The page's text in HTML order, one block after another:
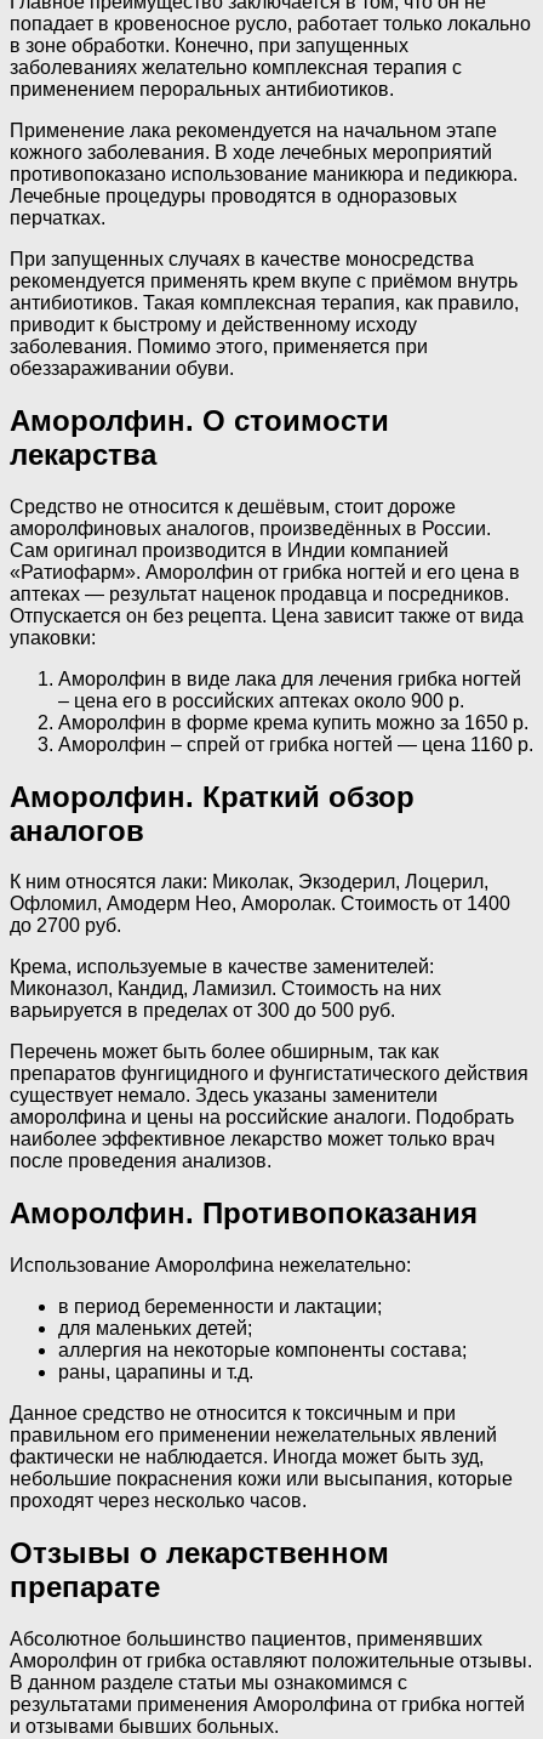
попадает в кровеносное русло, работает только локально
в зоне обработки. Конечно, при запущенных
заболеваниях желательно комплексная терапия с
применением пероральных антибиотиков.
Применение лака рекомендуется на начальном этапе
кожного заболевания. В ходе лечебных мероприятий
противопоказано использование маникюра и педикюра.
Лечебные процедуры проводятся в одноразовых
перчатках.
При запущенных случаях в качестве моносредства
рекомендуется применять крем вкупе с приёмом внутрь
антибиотиков. Такая комплексная терапия, как правило,
приводит к быстрому и действенному исходу
заболевания. Помимо этого, применяется при
обеззараживании обуви.
Аморолфин. О стоимости
лекарства
Средство не относится к дешёвым, стоит дороже
аморолфиновых аналогов, произведённых в России.
Сам оригинал производится в Индии компанией
«Ратиофарм». Аморолфин от грибка ногтей и его цена в
аптеках — результат наценок продавца и посредников.
Отпускается он без рецепта. Цена зависит также от вида
упаковки:
Аморолфин в виде лака для лечения грибка ногтей
– цена его в российских аптеках около 900 р.
Аморолфин в форме крема купить можно за 1650 р.
Аморолфин – спрей от грибка ногтей — цена 1160 р.
Аморолфин. Краткий обзор
аналогов
К ним относятся лаки: Миколак, Экзодерил, Лоцерил,
Офломил, Амодерм Нео, Аморолак. Стоимость от 1400
до 2700 руб.
Крема, используемые в качестве заменителей:
Миконазол, Кандид, Ламизил. Стоимость на них
варьируется в пределах от 300 до 500 руб.
Перечень может быть более обширным, так как
препаратов фунгицидного и фунгистатического действия
существует немало. Здесь указаны заменители
аморолфина и цены на российские аналоги. Подобрать
наиболее эффективное лекарство может только врач
после проведения анализов.
Аморолфин. Противопоказания
Использование Аморолфина нежелательно:
в период беременности и лактации;
для маленьких детей;
аллергия на некоторые компоненты состава;
раны, царапины и т.д.
Данное средство не относится к токсичным и при
правильном его применении нежелательных явлений
фактически не наблюдается. Иногда может быть зуд,
небольшие покраснения кожи или высыпания, которые
проходят через несколько часов.
Отзывы о лекарственном
препарате
Абсолютное большинство пациентов, применявших
Аморолфин от грибка оставляют положительные отзывы.
В данном разделе статьи мы ознакомимся с
результатами применения Аморолфина от грибка ногтей
и отзывами бывших больных.